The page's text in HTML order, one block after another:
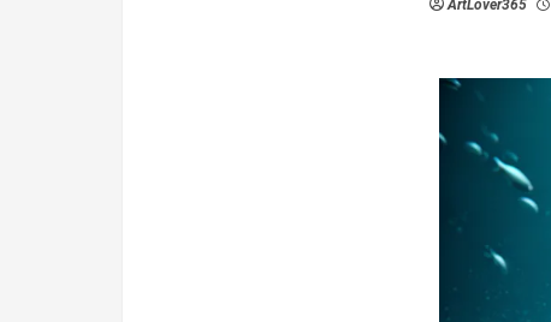
ArtLover365